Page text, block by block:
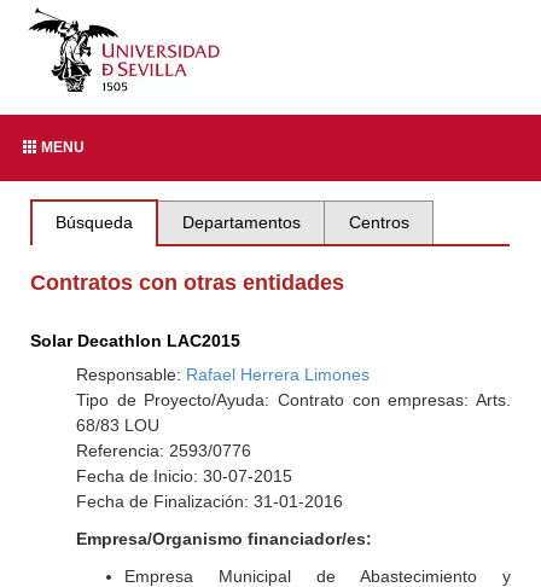
MENU
Búsqueda Departamentos Centros
Contratos con otras entidades
Solar Decathlon LAC2015
Responsable: Rafael Herrera Limones
Tipo de Proyecto/Ayuda: Contrato con empresas: Arts.
68/83 LOU
Referencia: 2593/0776
Fecha de Inicio: 30-07-2015
Fecha de Finalización: 31-01-2016
Empresa/Organismo financiador/es:
Empresa Municipal de Abastecimiento y